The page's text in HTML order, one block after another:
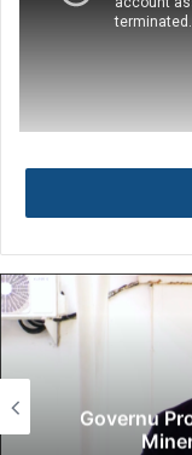
Governu